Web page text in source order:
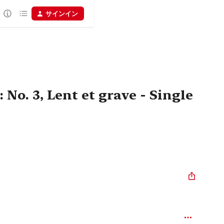
サインイン
No. 3, Lent et grave - Single